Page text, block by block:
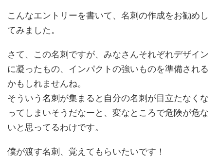
こんなエントリーを書いて、名刺の作成をお勧めし
てみました。
さて、この名刺ですが、みなさんそれぞれデザイン
に凝ったもの、インパクトの強いものを準備される
かもしれませんね。
そういう名刺が集まると自分の名刺が目立たなくな
ってしまいそうだなーと、変なところで危険が危な
いと思ってるわけです。
僕が渡す名刺、覚えてもらいたいです！